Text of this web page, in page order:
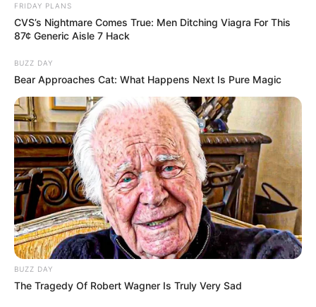
Megszólalt az Európai Ügyészség vezetője: Orbán
Viktor ellen is vádat tudunk emelni
FRIDAY PLANS
CVS’s Nightmare Comes True: Men Ditching Viagra For This
87¢ Generic Aisle 7 Hack
BUZZ DAY
Bear Approaches Cat: What Happens Next Is Pure Magic
BUZZ DAY
The Tragedy Of Robert Wagner Is Truly Very Sad